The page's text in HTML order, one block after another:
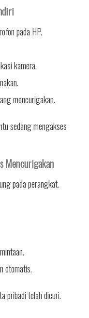
pada HP.
kamera.
mencurigakan.
sedang mengakses
Mencurigakan
pada perangkat.
otomatis.
pribadi telah dicuri.